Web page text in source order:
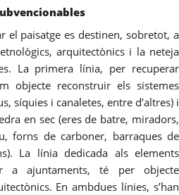
el paisatge es destinen, sobretot, a
arquitectònics i la neteja
La primera línia, per recuperar
objecte reconstruir els sistemes
síquies i canaletes, entre d’altres) i
en sec (eres de batre, miradors,
forns de carboner, barraques de
La línia dedicada als elements
a ajuntaments, té per objecte
En ambdues línies, s’han